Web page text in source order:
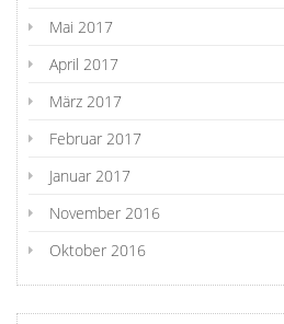
Mai 2017
April 2017
März 2017
Februar 2017
Januar 2017
November 2016
Oktober 2016